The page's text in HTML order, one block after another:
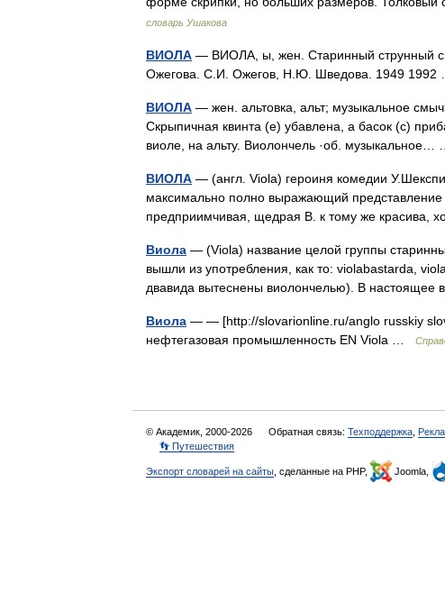
словарь Ушакова
ВИОЛА — ВИОЛА, ы, жен. Старинный струнный
Ожегова. С.И. Ожегов, Н.Ю. Шведова. 1949
ВИОЛА — жен. альтовка, альт; музыкальное
Скрыпичная квинта (е) убавлена, а басок (с)
виоле, на альту. Виолончель ·об.
ВИОЛА — (англ. Viola) героиня комедии
максимально полно выражающий представление
предприимчивая, щедрая В. к тому же красива,
Виола — (Viola) название целой группы
вышли из употребления, как то: violabastarda,
двавида вытеснены виолончелью). В
Виола — — [http://slovarionline.ru/anglo russkiy
нефтегазовая промышленность EN Viola …
© Академик, 2000-2026 Обратная связь: Техподдержка
👣 Путешествия
Экспорт словарей на сайты , сделанные на PHP, Joomla,